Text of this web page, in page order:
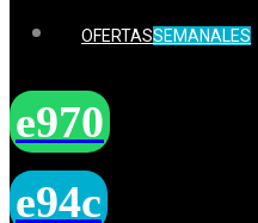
OFERTASSEMANALES